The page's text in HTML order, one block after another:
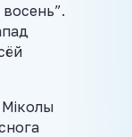
восень”.
Міколы